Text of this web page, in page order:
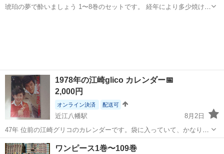
琥珀の夢で酔いましょう 1〜8巻のセットです。 経年により多少焼けが
1978年の江崎glico カレンダー📅
2,000円
オンライン決済 配送可
近江八幡駅
8月2日
47年 位前の江崎グリコのカレンダーです。袋に入っていて、かなり美
品だと思います！ コレクターの方、もしくは、三浦友和&山口百恵の
ファンの方宜しくお願いします😊 他、岡田奈々・ピンクレディ・新沼
滋賀 近江八幡市 近江八幡駅 写真集
ワンピース1巻〜109巻